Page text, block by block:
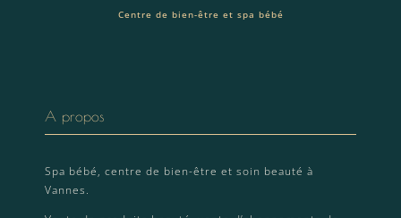
Centre de bien-être et spa bébé
A propos
Spa bébé, centre de bien-être et soin beauté à
Vannes.